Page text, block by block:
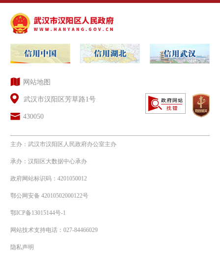
网站地图
武汉市汉阳区芳草路1号
430050
主办：武汉市汉阳区人民政府办公室主办
承办：汉阳区大数据中心承办
政府网站标识码：4201050012
鄂公网安备 42010502000122号
鄂ICP备13015144号-1
网站技术支持电话：027-84466029
隐私声明